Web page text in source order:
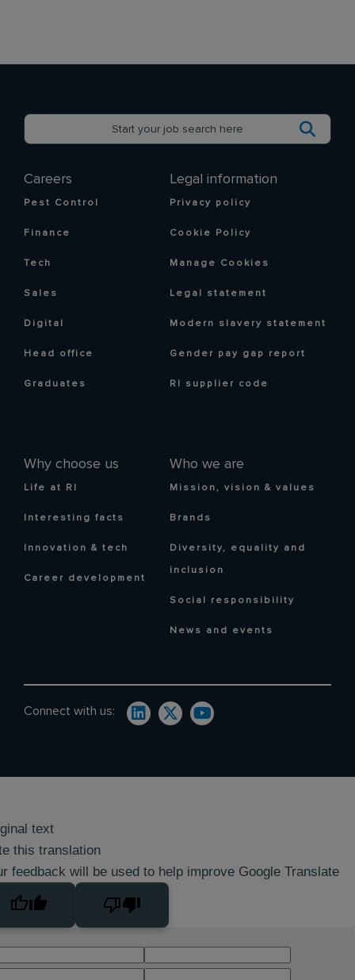
Careers
Pest Control
Finance
Tech
Sales
Digital
Head office
Graduates
Why choose us
Life at RI
Interesting facts
Innovation & tech
Career development
Who we are
Mission, vision & values
Brands
Diversity, equality and
inclusion
Social responsibility
News and events
Legal information
Privacy policy
Cookie Policy
Manage Cookies
Legal statement
Modern slavery statement
Gender pay gap report
RI supplier code
Connect with us:
text
this translation
feedback will be used to help improve Google Translate